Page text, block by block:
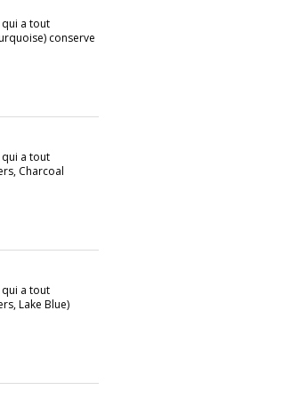
mythique
est au
il va pour
à un
au
ou le
et
qui a tout
conserve
qui a tout
Charcoal
qui a tout
Lake Blue)